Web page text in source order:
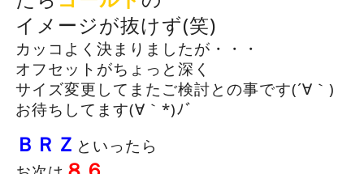
イメージが抜けず(笑)
カッコよく決まりましたが・・・
オフセットがちょっと深く
サイズ変更してまたご検討との事です(´∀｀)
お待ちしてます(∀｀*)ﾉﾞ
ＢＲＺ といったら